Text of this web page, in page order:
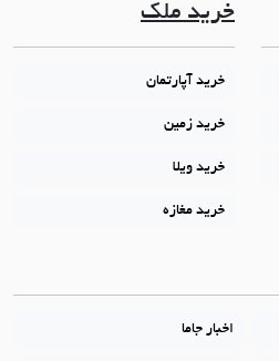
خرید ملک
خرید آپارتمان
خرید زمین
خرید ویلا
خرید مغازه
اخبار جاما